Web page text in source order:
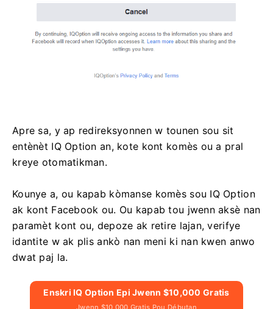
Apre sa, y ap redireksyonnen w tounen sou sit
entènèt IQ Option an, kote kont komès ou a pral
kreye otomatikman.
Kounye a, ou kapab kòmanse komès sou IQ Option
ak kont Facebook ou. Ou kapab tou jwenn aksè nan
paramèt kont ou, depoze ak retire lajan, verifye
idantite w ak plis ankò nan meni ki nan kwen anwo
dwat paj la.
Enskri IQ Option Epi Jwenn $10,000 Gratis
Jwenn $10,000 Gratis Pou Débutan